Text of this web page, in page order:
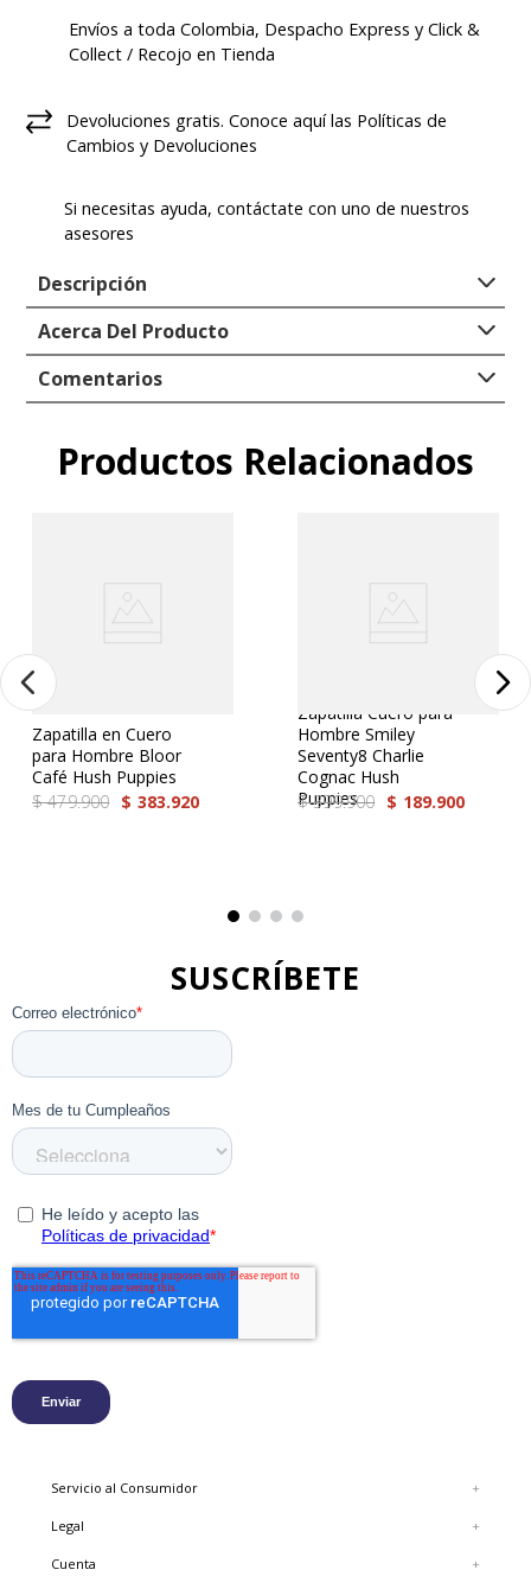
Envíos a toda Colombia, Despacho Express y Click &
Collect / Recojo en Tienda
Devoluciones gratis. Conoce aquí las Políticas de
Cambios y Devoluciones
Si necesitas ayuda, contáctate con uno de nuestros
asesores
Descripción
Acerca Del Producto
Tipo
Genero:Hombre
S.A.S.
Registro SIC:900136788-4
Comentarios
Comentarios
Cargando comentarios…
Productos Relacionados
Zapatilla en Cuero
para Hombre Bloor
Café Hush Puppies
$ 479.900 $ 383.920
Zapatilla Cuero para
Hombre Smiley
Seventy8 Charlie
Cognac Hush
Puppies
$ 399.900 $ 189.900
SUSCRÍBETE
Servicio al Consumidor +
Legal +
Cuenta +